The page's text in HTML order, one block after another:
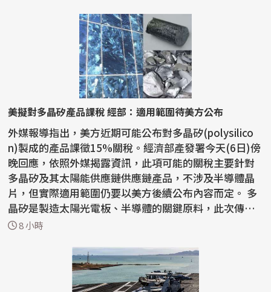
美擬對多晶矽產品課稅 經部：適用範圍待美方公布
外媒報導指出，美方近期可能公布對多晶矽(polysilico
n)製成的產品課徵15%關稅。經濟部產發署今天(6日)傍
晚回應，依照外媒揭露資訊，此項可能的關稅主要針對
多晶矽及其太陽能供應鏈供應鏈產品，不涉及半導體晶
片，但實際適用範圍仍要以美方後續公布內容而定。 多
晶矽是製造太陽光電板、半導體的關鍵原料，此次傳出
美方...
8 小時